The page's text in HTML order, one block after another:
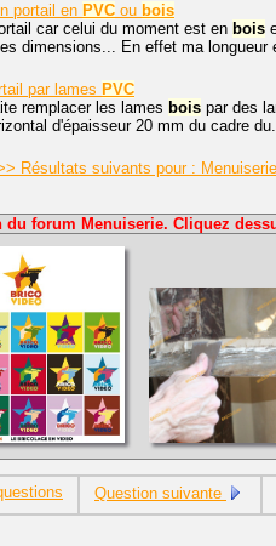
portail en PVC ou bois
car celui du moment est en bois
dimensions... En effet ma longueur
par lames PVC
remplacer les lames bois par des
d'épaisseur 20 mm du cadre
Résultats suivants pour :
du forum Menuiserie. Cliquez
Question suivante